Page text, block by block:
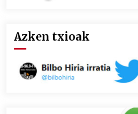
Azken txioak